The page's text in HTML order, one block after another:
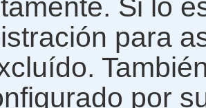
Si lo
para
por